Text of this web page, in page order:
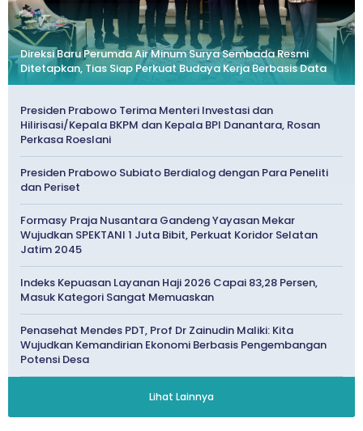
Direksi Baru Perumda Air Minum Surya Sembada Resmi
Ditetapkan, Tias Siap Perkuat Budaya Kerja Berbasis Data
Presiden Prabowo Terima Menteri Investasi dan
Hilirisasi/Kepala BKPM dan Kepala BPI Danantara, Rosan
Perkasa Roeslani
Presiden Prabowo Subiato Berdialog dengan Para Peneliti
dan Periset
Formasy Praja Nusantara Gandeng Yayasan Mekar
Wujudkan SPEKTANI 1 Juta Bibit, Perkuat Koridor Selatan
Jatim 2045
Indeks Kepuasan Layanan Haji 2026 Capai 83,28 Persen,
Masuk Kategori Sangat Memuaskan
Penasehat Mendes PDT, Prof Dr Zainudin Maliki: Kita
Wujudkan Kemandirian Ekonomi Berbasis Pengembangan
Potensi Desa
Lihat Lainnya